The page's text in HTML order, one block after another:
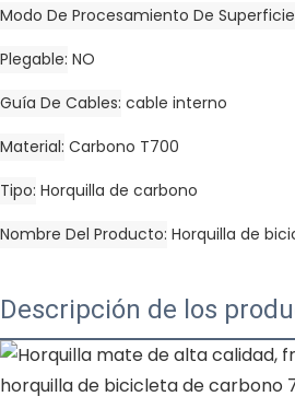
Modo De Procesamiento De Superficie
Plegable NO
Guía De Cables cable interno
Material Carbono T700
Tipo Horquilla de carbono
Nombre Del Producto Horquilla de
Descripción de los